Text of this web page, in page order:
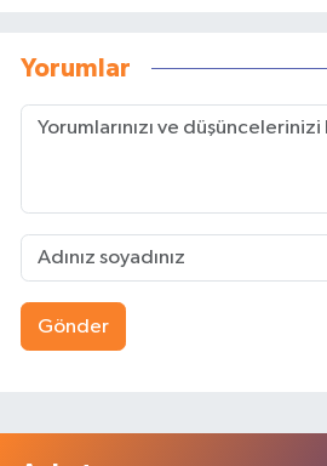
Yorumlar
Gönder